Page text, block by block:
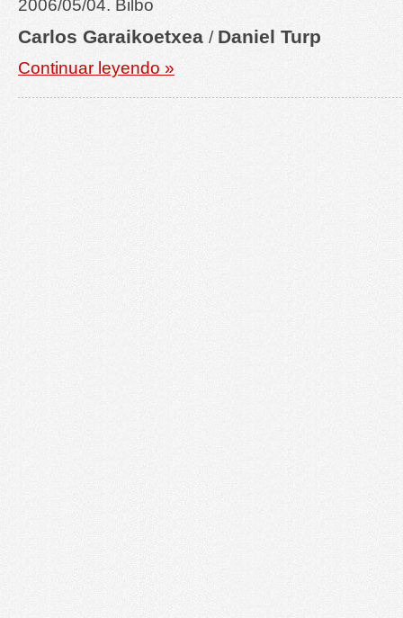
2006/05/04. Bilbo
Carlos Garaikoetxea / Daniel Turp
Continuar leyendo »